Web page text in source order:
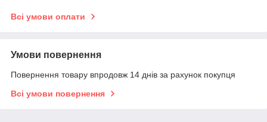
Всі умови оплати
Умови повернення
Повернення товару впродовж 14 днів за рахунок покупця
Всі умови повернення